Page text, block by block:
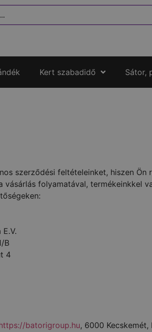
Kert szabadidő Sátor,
szerződési feltételeinket, hiszen
vásárlás folyamatával,
B
4
batorigroup.hu, 6000